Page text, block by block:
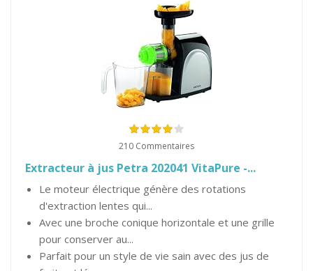
210 Commentaires
Extracteur à jus Petra 202041 VitaPure -...
Le moteur électrique génère des rotations
d'extraction lentes qui...
Avec une broche conique horizontale et une grille
pour conserver au...
Parfait pour un style de vie sain avec des jus de